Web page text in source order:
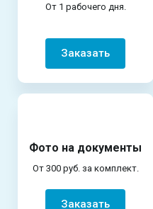
От 1 рабочего дня.
Заказать
Фото на документы
От 300 руб. за комплект.
Заказать